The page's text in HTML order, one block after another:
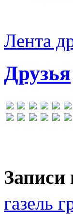
Лента
Друзья
Записи
газель